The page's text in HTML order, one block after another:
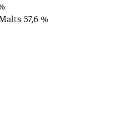
57,6 %